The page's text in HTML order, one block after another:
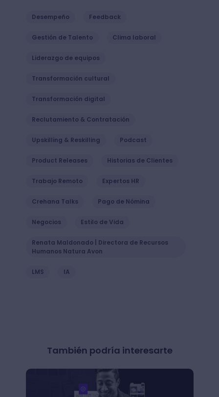
Desempeño Feedback
Gestión de Talento Clima laboral
Liderazgo de equipos
Transformación cultural
Transformación digital
Reclutamiento & Contratación
Upskilling & Reskilling Podcast
Product Releases Historias de Clientes
Trabajo Remoto Expertos HR
Crehana Talks Pago de Nómina
Negocios Estilo de Vida
Renata Maldonado | Directora de Recursos
Humanos Natura Avon
LMS IA
También podría interesarte